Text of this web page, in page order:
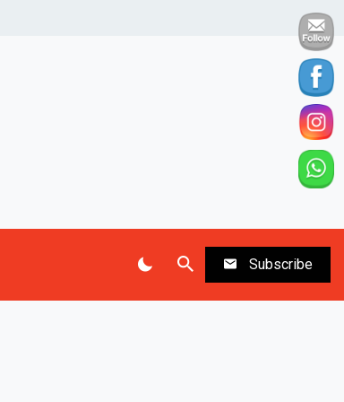
Subscribe